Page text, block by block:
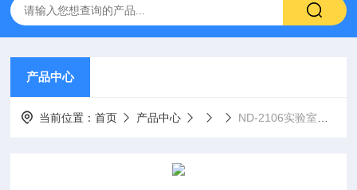
产品中心
当前位置：首页 产品中心 ND-2106实验室硅酸根分析仪